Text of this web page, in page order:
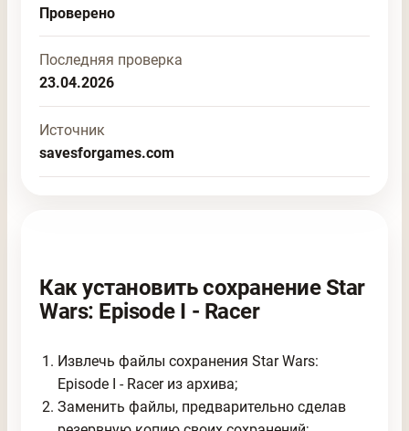
Проверено
Последняя проверка
23.04.2026
Источник
savesforgames.com
Как установить сохранение Star
Wars: Episode I - Racer
Извлечь файлы сохранения Star Wars:
Episode I - Racer из архива;
Заменить файлы, предварительно сделав